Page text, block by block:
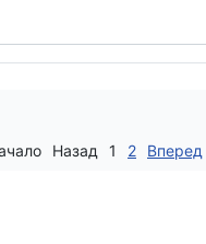
Назад 1 2 Вперед